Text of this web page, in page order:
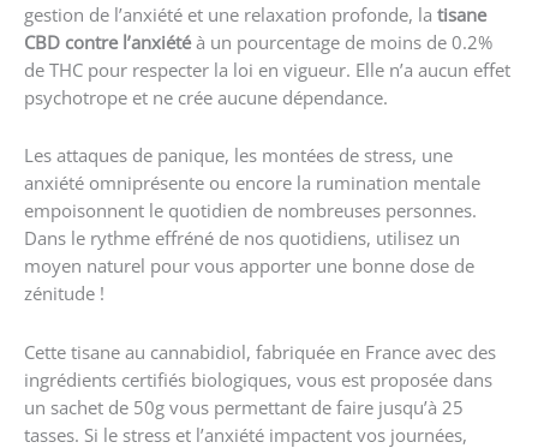
gestion de l’anxiété et une relaxation profonde, la tisane
CBD contre l’anxiétéà un pourcentage de moins de 0.2%
de THC pour respecter la loi en vigueur. Elle n’a aucun effet
psychotrope et ne crée aucune dépendance.
Les attaques de panique, les montées de stress, une
anxiété omniprésente ou encore la rumination mentale
empoisonnent le quotidien de nombreuses personnes.
Dans le rythme effréné de nos quotidiens, utilisez un
moyen naturel pour vous apporter une bonne dose de
zénitude !
Cette tisane au cannabidiol, fabriquée en France avec des
ingrédients certifiés biologiques, vous est proposée dans
un sachet de 50g vous permettant de faire jusqu’à 25
tasses. Si le stress et l’anxiété impactent vos journées,